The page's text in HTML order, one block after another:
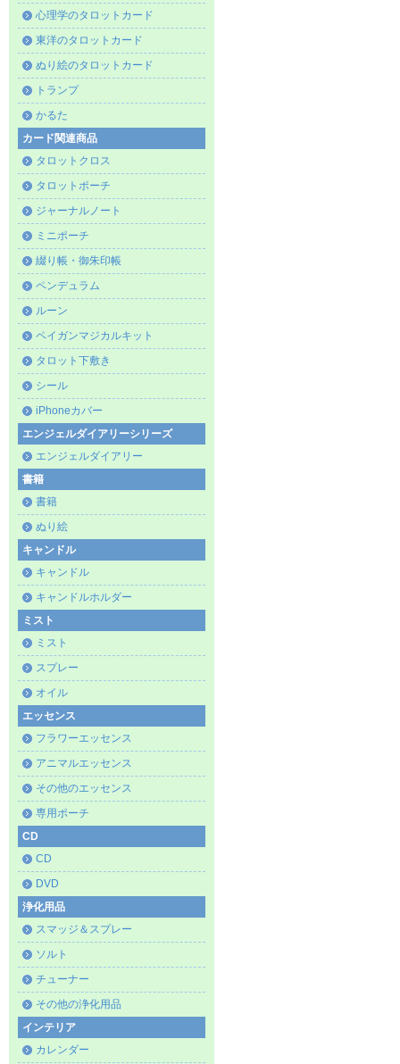
心理学のタロットカード
東洋のタロットカード
ぬり絵のタロットカード
トランプ
かるた
カード関連商品
タロットクロス
タロットポーチ
ジャーナルノート
ミニポーチ
綴り帳・御朱印帳
ペンデュラム
ルーン
ペイガンマジカルキット
タロット下敷き
シール
iPhoneカバー
エンジェルダイアリーシリーズ
エンジェルダイアリー
書籍
書籍
ぬり絵
キャンドル
キャンドル
キャンドルホルダー
ミスト
ミスト
スプレー
オイル
エッセンス
フラワーエッセンス
アニマルエッセンス
その他のエッセンス
専用ポーチ
CD
CD
DVD
浄化用品
スマッジ＆スプレー
ソルト
チューナー
その他の浄化用品
インテリア
カレンダー